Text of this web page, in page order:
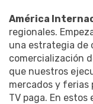
América
regionales.
una estrategia de
comercialización
que nuestros
mercados y ferias
TV paga. En